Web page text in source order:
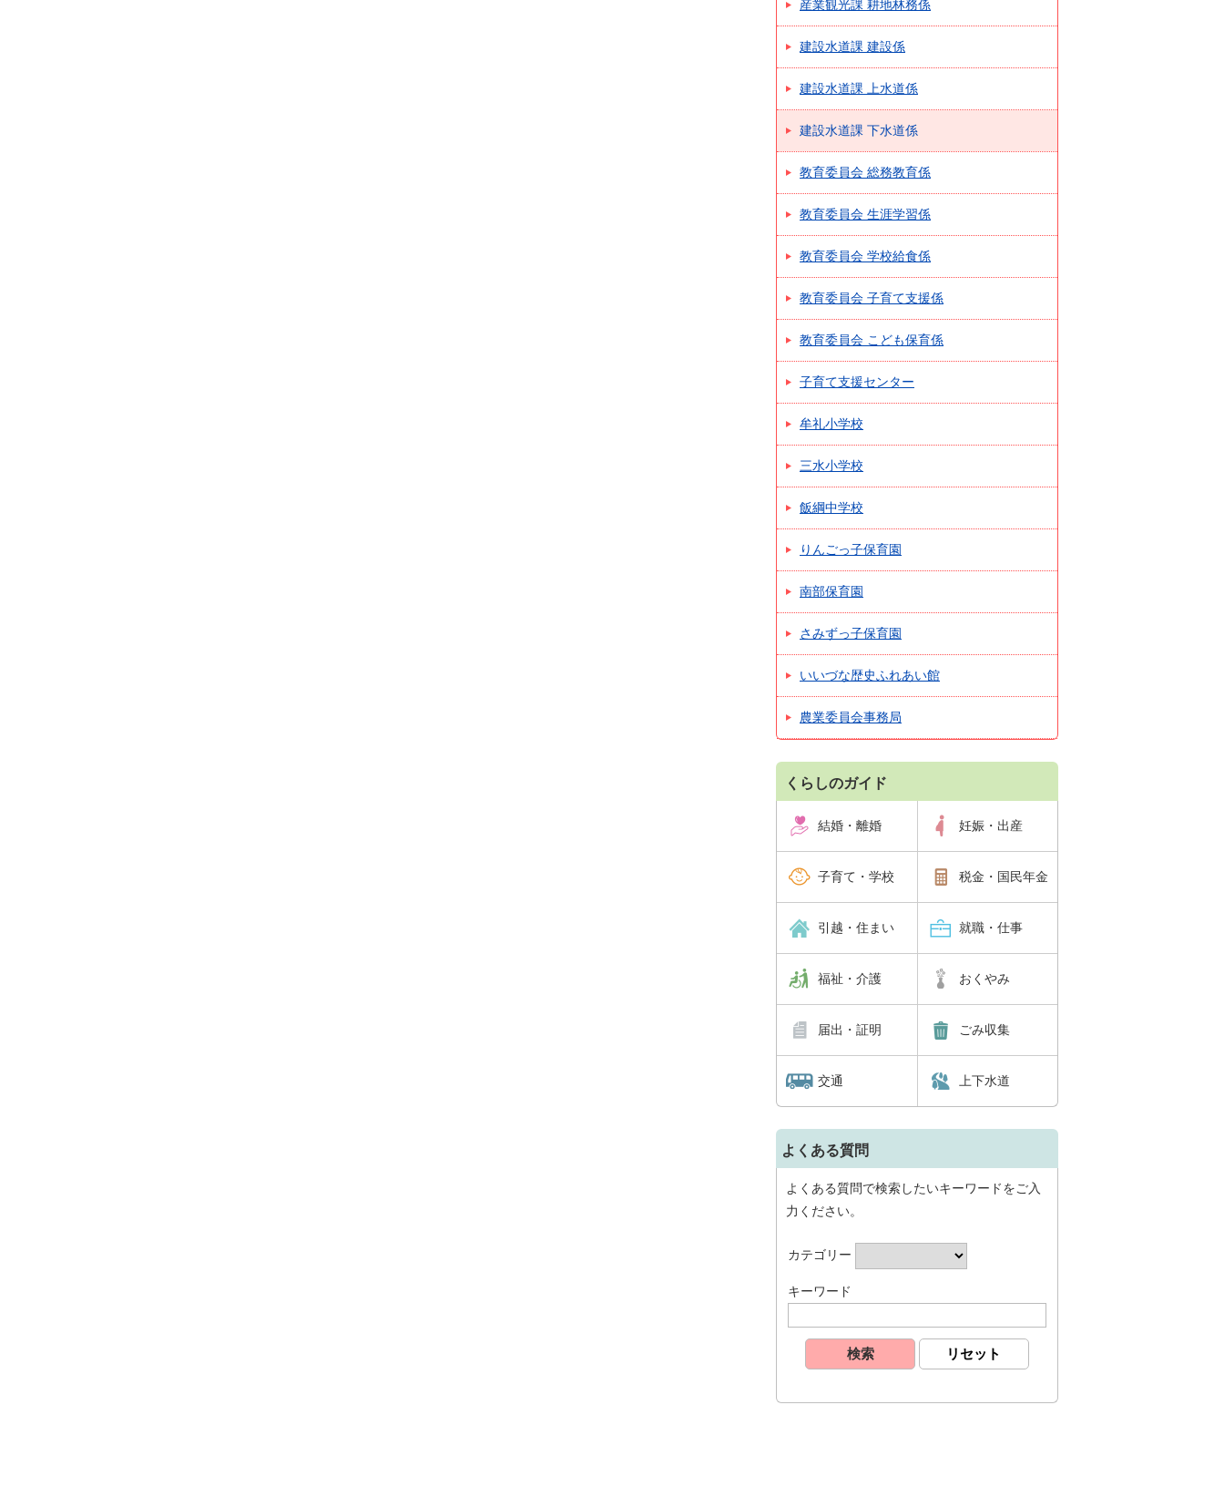
産業観光課 耕地林務係
建設水道課 建設係
建設水道課 上水道係
建設水道課 下水道係
教育委員会 総務教育係
教育委員会 生涯学習係
教育委員会 学校給食係
教育委員会 子育て支援係
教育委員会 こども保育係
子育て支援センター
牟礼小学校
三水小学校
飯綱中学校
りんごっ子保育園
南部保育園
さみずっ子保育園
いいづな歴史ふれあい館
農業委員会事務局
くらしのガイド
結婚・離婚 妊娠・出産
子育て・学校 税金・国民年金
引越・住まい 就職・仕事
福祉・介護 おくやみ
届出・証明 ごみ収集
交通 上下水道
よくある質問
よくある質問で検索したいキーワードをご入
力ください。
カテゴリー
キーワード